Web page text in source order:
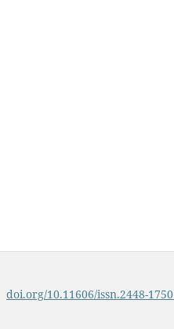
doi.org/10.11606/issn.2448-1750